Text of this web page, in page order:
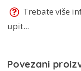
Trebate više
upit...
Povezani